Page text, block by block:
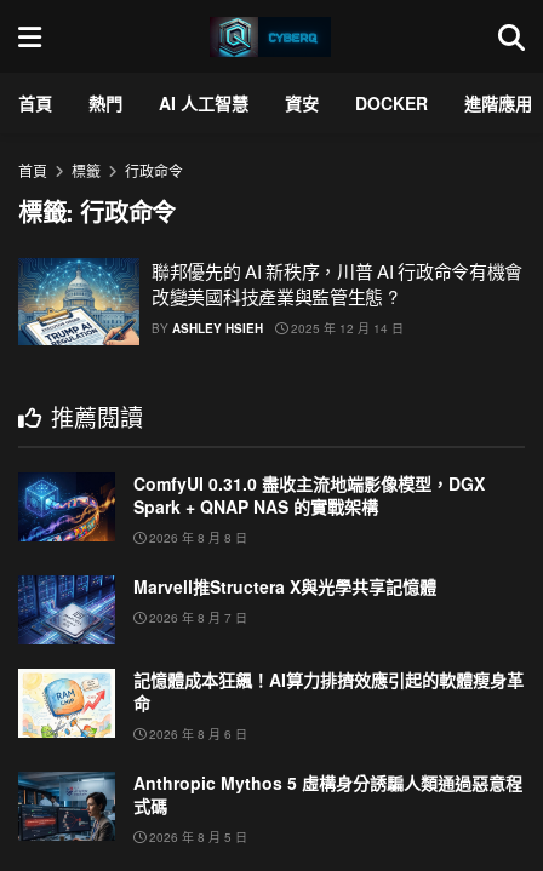
首頁 熱門 AI 人工智慧 資安 DOCKER 進階應用
首頁 標籤 行政命令
標籤:行政命令
聯邦優先的 AI 新秩序，川普 AI 行政命令有機會
改變美國科技產業與監管生態 ?
BY ASHLEY HSIEH 2025 年 12 月 14 日
推薦閱讀
ComfyUI 0.31.0 盡收主流地端影像模型，DGX
Spark + QNAP NAS 的實戰架構
2026 年 8 月 8 日
Marvell推Structera X與光學共享記憶體
2026 年 8 月 7 日
記憶體成本狂飆！AI算力排擠效應引起的軟體瘦身革
命
2026 年 8 月 6 日
Anthropic Mythos 5 虛構身分誘騙人類通過惡意程
式碼
2026 年 8 月 5 日